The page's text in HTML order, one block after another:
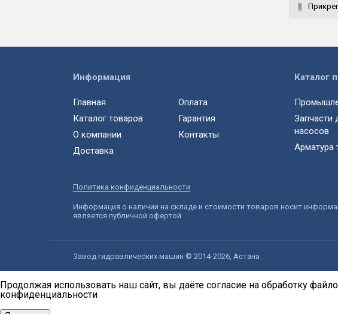
Информация
Главная
Каталог товаров
О компании
Доставка
Оплата
Гарантия
Контакты
Каталог
Запчасти
насосов
Арматура
Политика конфиденциальности
Информация о наличии на складе и стоимости товаров носит
является публичной офертой
Завод гидравлических машин © 2014-2026, Астана
Продолжая использовать наш сайт, вы даёте согласие на обработку
конфиденциальности